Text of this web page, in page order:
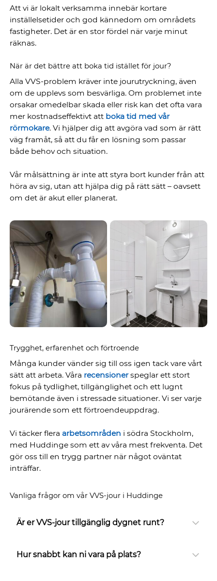
Att vi är lokalt verksamma innebär kortare
inställelsetider och god kännedom om områdets
fastigheter. Det är en stor fördel när varje minut
räknas.
När är det bättre att boka tid istället för jour?
Alla VVS-problem kräver inte jourutryckning, även
om de upplevs som besvärliga. Om problemet inte
orsakar omedelbar skada eller risk kan det ofta vara
mer kostnadseffektivt att boka tid med vår
rörmokare. Vi hjälper dig att avgöra vad som är rätt
väg framåt, så att du får en lösning som passar
både behov och situation.
Vår målsättning är inte att styra bort kunder från att
höra av sig, utan att hjälpa dig på rätt sätt – oavsett
om det är akut eller planerat.
Trygghet, erfarenhet och förtroende
Många kunder vänder sig till oss igen tack vare vårt
sätt att arbeta. Våra recensionerspeglar ett stort
fokus på tydlighet, tillgänglighet och ett lugnt
bemötande även i stressade situationer. Vi ser varje
jourärende som ett förtroendeuppdrag.
Vi täcker flera arbetsområden i södra Stockholm,
med Huddinge som ett av våra mest frekventa. Det
gör oss till en trygg partner när något oväntat
inträffar.
Vanliga frågor om vår VVS-jour i Huddinge
Är er VVS-jour tillgänglig dygnet runt?
Hur snabbt kan ni vara på plats?